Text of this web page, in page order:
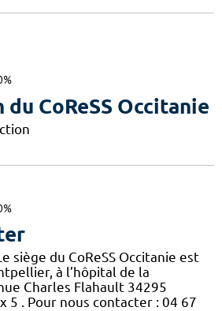
CoReSS Occitanie
siège du CoReSS Occitanie est
à l’hôpital de la
Charles Flahault 34295
5 . Pour nous contacter : 04 67